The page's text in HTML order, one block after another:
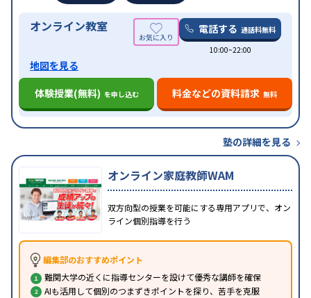
オンライン教室 電話する 通話料無料
10:00~22:00
地図を見る
体験授業(無料) を申し込む 料金などの資料請求 無料
塾の詳細を見る
オンライン家庭教師WAM
双方向型の授業を可能にする専用アプリで、オン
ライン個別指導を行う
編集部のおすすめポイント
難関大学の近くに指導センターを設けて優秀な講師を確保
AIも活用して個別のつまずきポイントを探り、苦手を克服